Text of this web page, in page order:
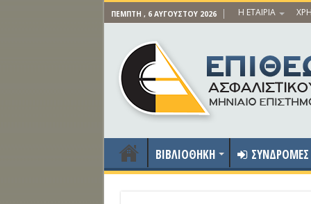
ΠΈΜΠΤΗ , 6 ΑΥΓΟΎΣΤΟΥ 2026 Η ΕΤΑΙΡΙΑ
ΒΙΒΛΙΟΘΗΚΗ ΣΥΝΔΡΟΜΕΣ